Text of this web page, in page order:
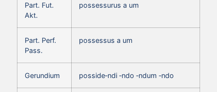
Part. Fut.
Akt.
possessurus a um
Part. Perf.
Pass.
possessus a um
Gerundium posside‑ndi ‑ndo ‑ndum ‑ndo